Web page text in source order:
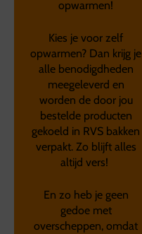
opwarmen!
Kies je voor zelf
opwarmen? Dan krijg je
alle benodigdheden
meegeleverd en
worden de door jou
bestelde producten
gekoeld in RVS bakken
verpakt. Zo blijft alles
altijd vers!
En zo heb je geen
gedoe met
overscheppen, omdat